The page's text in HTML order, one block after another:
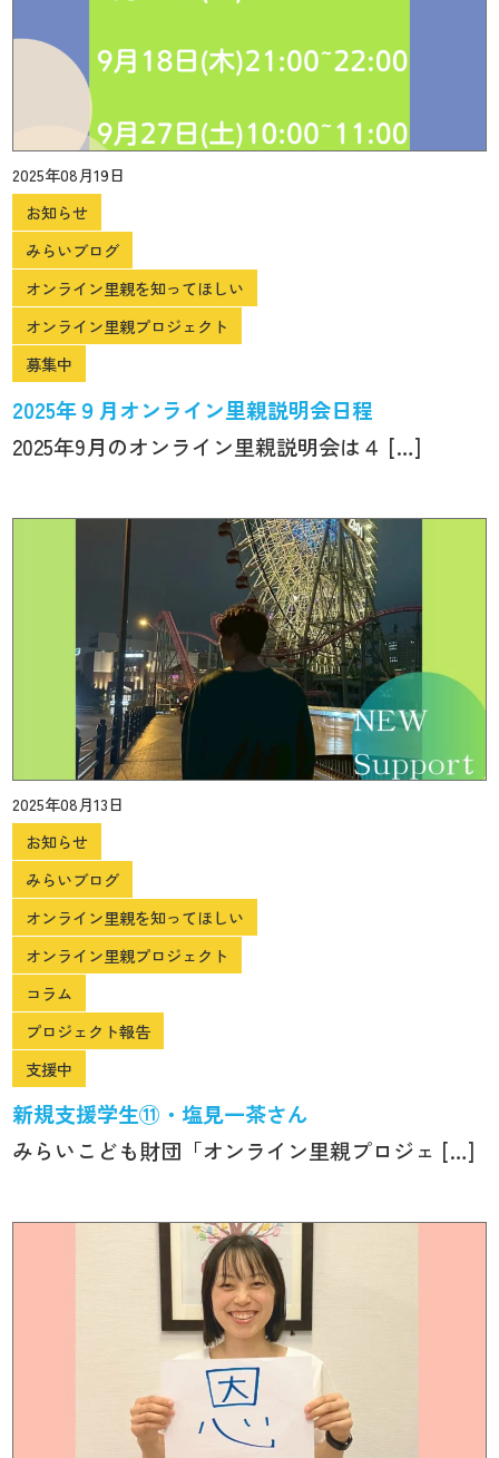
2025年08月19日
お知らせ
みらいブログ
オンライン里親を知ってほしい
オンライン里親プロジェクト
募集中
2025年９月オンライン里親説明会日程
2025年9月のオンライン里親説明会は４ […]
2025年08月13日
お知らせ
みらいブログ
オンライン里親を知ってほしい
オンライン里親プロジェクト
コラム
プロジェクト報告
支援中
新規支援学生⑪・塩見一茶さん
みらいこども財団「オンライン里親プロジェ […]